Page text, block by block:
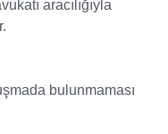
aracılığıyla
bulunmaması